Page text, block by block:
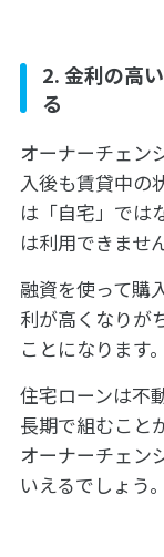
2. 金利の高
る
オーナーチェン
入後も賃貸中の
は「自宅」では
は利用できません
融資を使って購
利が高くなりが
ことになります。
住宅ローンは不
長期で組むこと
オーナーチェン
いえるでしょう。